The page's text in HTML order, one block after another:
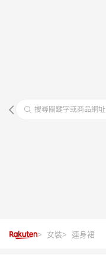
搜尋關鍵字或商品網址
> 女裝> 連身裙